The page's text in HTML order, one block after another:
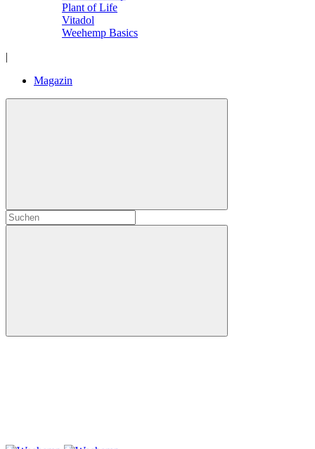
Plant of Life
Vitadol
Weehemp Basics
|
Magazin